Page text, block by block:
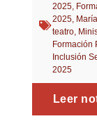
2025,
2025,
teatro,
Formación
Inclusión
2025
Leer